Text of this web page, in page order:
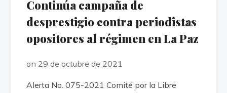
Continúa campaña de
desprestigio contra periodistas
opositores al régimen en La Paz
on 29 de octubre de 2021
Alerta No. 075-2021 Comité por la Libre